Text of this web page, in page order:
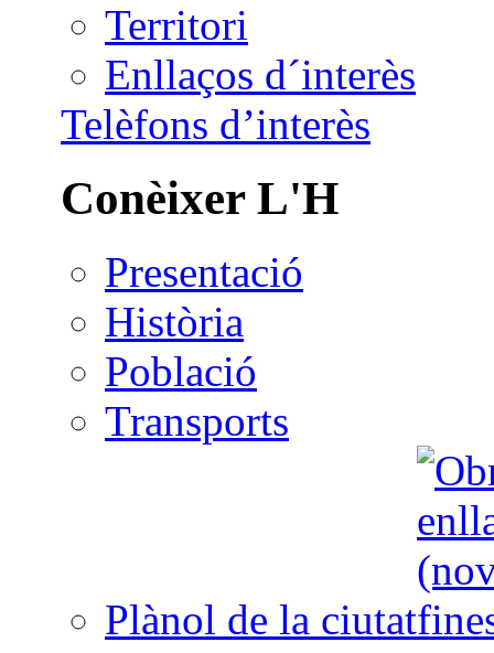
Territori
Enllaços d´interès
Telèfons d’interès
Conèixer L'H
Presentació
Història
Població
Transports
Plànol de la ciutat